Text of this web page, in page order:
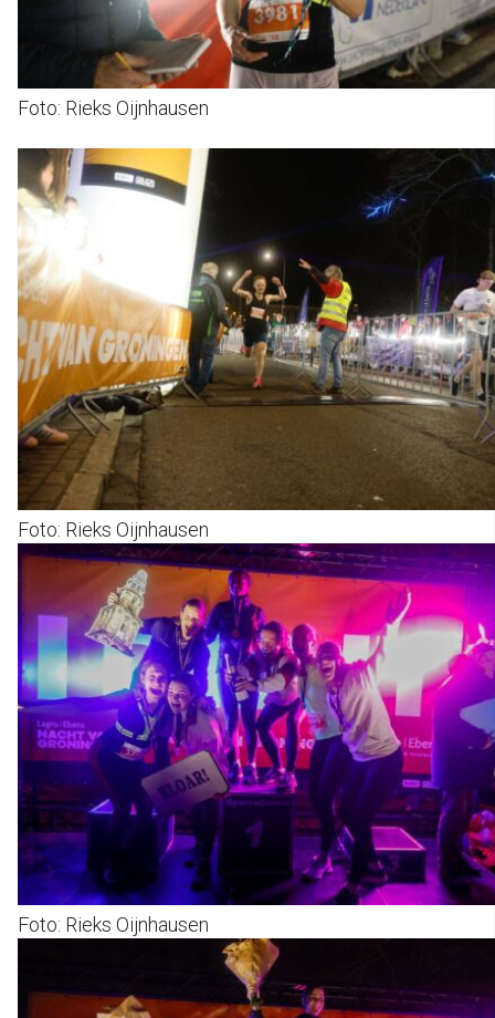
Foto: Rieks Oijnhausen
Foto: Rieks Oijnhausen
Foto: Rieks Oijnhausen